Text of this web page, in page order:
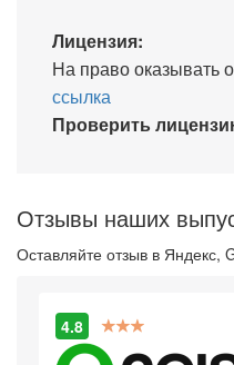
Лицензия:
На право оказывать
ссылка
Проверить
Отзывы наших
Оставляйте отзыв в Яндекс,
4.8